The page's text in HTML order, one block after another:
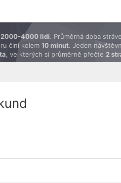
2000-4000 lidí. Průměrná doba
činí kolem 10 minut. Jeden
, ve kterých si průměrně přečte 2